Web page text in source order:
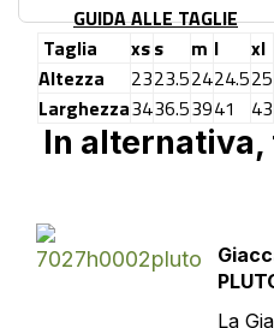
GUIDA ALLE TAGLIE
Taglia
xss m l
xl
Altezza
2323.52424.525
Larghezza3436.53941 43
In
La